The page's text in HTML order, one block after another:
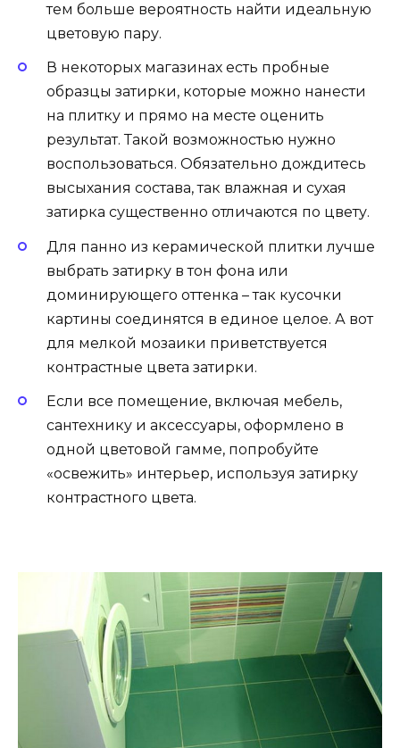
тем больше вероятность найти идеальную
цветовую пару.
В некоторых магазинах есть пробные
образцы затирки, которые можно нанести
на плитку и прямо на месте оценить
результат. Такой возможностью нужно
воспользоваться. Обязательно дождитесь
высыхания состава, так влажная и сухая
затирка существенно отличаются по цвету.
Для панно из керамической плитки лучше
выбрать затирку в тон фона или
доминирующего оттенка – так кусочки
картины соединятся в единое целое. А вот
для мелкой мозаики приветствуется
контрастные цвета затирки.
Если все помещение, включая мебель,
сантехнику и аксессуары, оформлено в
одной цветовой гамме, попробуйте
«освежить» интерьер, используя затирку
контрастного цвета.